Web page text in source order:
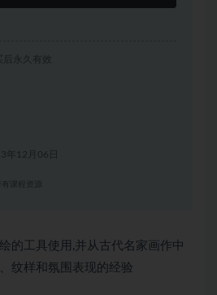
后永久有效
年12月06日
课程资源
的工具使用,并从古代名家画作中
纹样和氛围表现的经验